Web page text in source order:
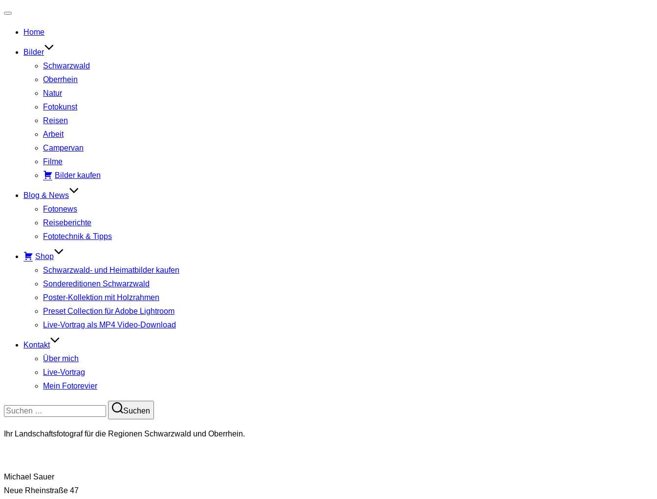
umschalten
Home
Bilder
Schwarzwald
Oberrhein
Natur
Fotokunst
Reisen
Arbeit
Campervan
Filme
Bilder kaufen
Blog & News
Fotonews
Reiseberichte
Fototechnik & Tipps
Shop
Schwarzwald- und Heimatbilder kaufen
Sondereditionen Schwarzwald
Poster-Kollektion mit Holzrahmen
Preset Collection für Adobe Lightroom
Live-Vortrag als MP4 Video-Download
Kontakt
Über mich
Live-Vortrag
Mein Fotorevier
Suchen
Suchen
Ihr Landschaftsfotograf für die Regionen Schwarzwald und Oberrhein.
Michael Sauer
Neue Rheinstraße 47